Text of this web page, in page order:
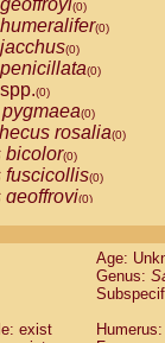
(0)
(0)
(0)
(0)
(0)
(0)
rosalia(0)
bicolor(0)
fuscicollis(0)
geoffroyi(0)
labiatus(0)
leucopus (0)
nigricollis (0)
Age:
Genus:
exist